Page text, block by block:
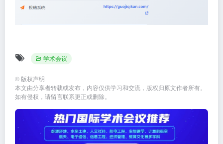
学术会议
© 版权声明
本文由分享者转载或发布，内容仅供学习和交流，版权归原文作者所有。
如有侵权，请留言联系更正或删除。